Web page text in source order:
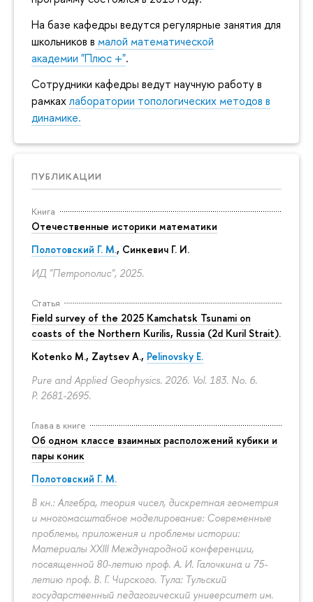
На базе кафедры ведутся регулярные занятия для
школьников в малой математической
академии "Плюс +".
Сотрудники кафедры ведут научную работу в
рамкахлаборатории топологических методов в
динамике.
ПУБЛИКАЦИИ
Книга
Отечественные историки математики
Полотовский Г. М., Синкевич Г. И.
ИД "Петрополис", 2025.
Статья
Field survey of the 2025 Kamchatsk Tsunami on
coasts of the Northern Kurilis, Russia (2d Kuril Strait).
Kotenko M., Zaytsev A., Pelinovsky E.
Pure and Applied Geophysics. 2026. Vol. 183. No. 6.
P. 2681-2695.
Глава в книге
Об одном классе взаимных расположений кубики и
пары коник
Полотовский Г. М.
В кн.: Алгебра, теория чисел, дискретная геометрия
и многомасштабное моделирование: Современные
проблемы, приложения и проблемы истории:
Материалы XXIII Международной конференции,
посвященной 80-летию проф. А. И. Галочкина и 75-
летию проф. В. Г. Чирского. Тула: Тульский
государственный педагогический университет им.